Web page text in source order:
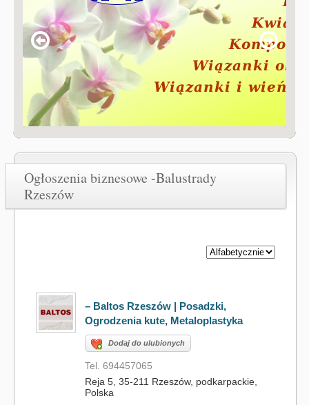
Ogłoszenia biznesowe -Balustrady
Rzeszów
– Baltos Rzeszów | Posadzki,
Ogrodzenia kute, Metaloplastyka
Dodaj do ulubionych
Tel. 694457065
Reja 5, 35-211 Rzeszów, podkarpackie,
Polska